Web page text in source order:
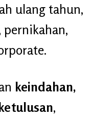
ulang tahun,
pernikahan,
keindahan,
,